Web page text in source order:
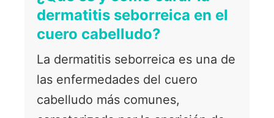
dermatitis seborreica en el
cuero cabelludo?
La dermatitis seborreica es una de
las enfermedades del cuero
cabelludo más comunes,